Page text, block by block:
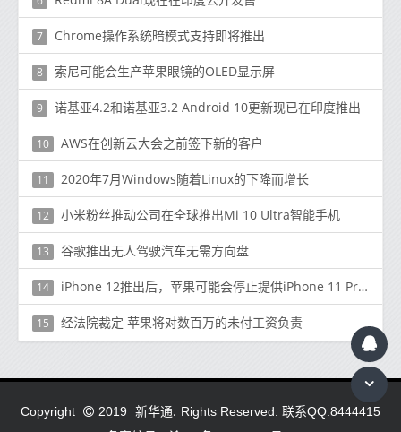
7 Chrome操作系统暗模式支持即将推出
8 索尼可能会生产苹果眼镜的OLED显示屏
9 诺基亚4.2和诺基亚3.2 Android 10更新现已在印度推出
10 AWS在创新云大会之前签下新的客户
11 2020年7月Windows随着Linux的下降而增长
12 小米粉丝推动公司在全球推出Mi 10 Ultra智能手机
13 谷歌推出无人驾驶汽车无需方向盘
14 iPhone 12推出后，苹果可能会停止提供iPhone 11 Pro，Pro Max和XR
15 经法院裁定 苹果将对数百万的未付工资负责
Copyright 2019 新华通. Rights Reserved. 联系QQ:8444415